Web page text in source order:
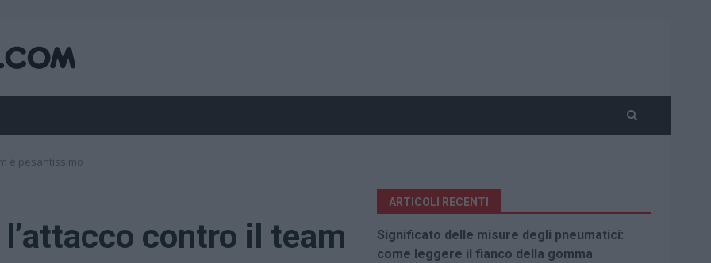
è pesantissimo
contro il team
ARTICOLI RECENTI
Significato delle misure degli pneumatici:
come leggere il fianco della gomma